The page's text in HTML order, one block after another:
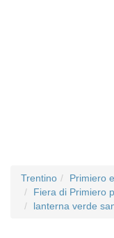
Trentino Primiero
Fiera di Primiero
lanterna verde